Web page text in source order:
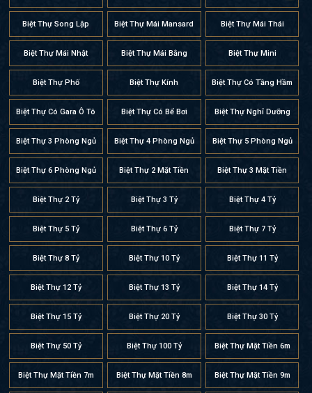
Biệt Thự Song Lập Biệt Thự Mái Mansard Biệt Thự Mái Thái
Biệt Thự Mái Nhật Biệt Thự Mái Bằng Biệt Thự Mini
Biệt Thự Phố Biệt Thự Kính Biệt Thự Có Tầng Hầm
Biệt Thự Có Gara Ô Tô Biệt Thự Có Bể Bơi Biệt Thự Nghỉ Dưỡng
Biệt Thự 3 Phòng Ngủ Biệt Thự 4 Phòng Ngủ Biệt Thự 5 Phòng Ngủ
Biệt Thự 6 Phòng Ngủ Biệt Thự 2 Mặt Tiền Biệt Thự 3 Mặt Tiền
Biệt Thự 2 Tỷ Biệt Thự 3 Tỷ Biệt Thự 4 Tỷ
Biệt Thự 5 Tỷ Biệt Thự 6 Tỷ Biệt Thự 7 Tỷ
Biệt Thự 8 Tỷ Biệt Thự 10 Tỷ Biệt Thự 11 Tỷ
Biệt Thự 12 Tỷ Biệt Thự 13 Tỷ Biệt Thự 14 Tỷ
Biệt Thự 15 Tỷ Biệt Thự 20 Tỷ Biệt Thự 30 Tỷ
Biệt Thự 50 Tỷ Biệt Thự 100 Tỷ Biệt Thự Mặt Tiền 6m
Biệt Thự Mặt Tiền 7m Biệt Thự Mặt Tiền 8m Biệt Thự Mặt Tiền 9m